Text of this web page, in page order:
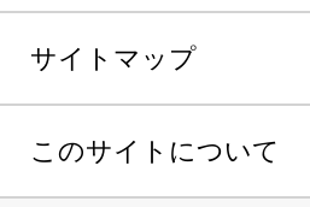
サイトマップ
このサイトについて